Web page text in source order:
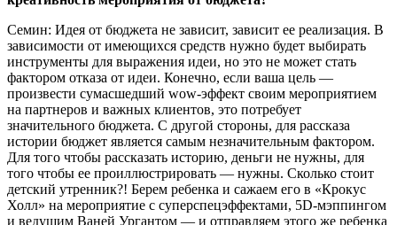
Семин: Идея от бюджета не зависит, зависит ее реализация. В
зависимости от имеющихся средств нужно будет выбирать
инструменты для выражения идеи, но это не может стать
фактором отказа от идеи. Конечно, если ваша цель —
произвести сумасшедший wow-эффект своим мероприятием
на партнеров и важных клиентов, это потребует
значительного бюджета. С другой стороны, для рассказа
истории бюджет является самым незначительным фактором.
Для того чтобы рассказать историю, деньги не нужны, для
того чтобы ее проиллюстрировать — нужны. Сколько стоит
детский утренник?! Берем ребенка и сажаем его в «Крокус
Холл» на мероприятие с суперспецэффектами, 5D-мэппингом
и ведущим Ваней Ургантом — и отправляем этого же ребенка